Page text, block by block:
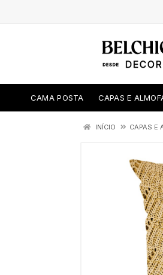
CAMA POSTA CAPAS E
INÍCIO CAPAS E